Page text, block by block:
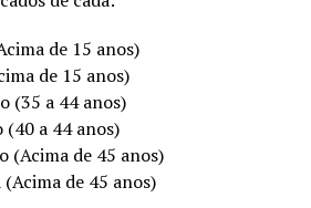
de 15 anos)
de 15 anos)
(35 a 44 anos)
a 44 anos)
(Acima de 45 anos)
de 45 anos)